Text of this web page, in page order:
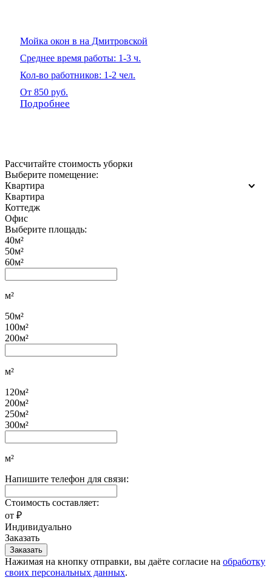
Мойка окон в на Дмитровской
Среднее время работы: 1-3 ч.
Кол-во работников: 1-2 чел.
От 850 руб.
Подробнее
Рассчитайте стоимость уборки
Выберите помещение:
Квартира
Квартира
Коттедж
Офис
Выберите площадь:
40м²
50м²
60м²
м²
50м²
100м²
200м²
м²
120м²
200м²
250м²
300м²
м²
Напишите телефон для связи:
Стоимость составляет:
от ₽
Индивидуально
Заказать
Нажимая на кнопку отправки, вы даёте согласие на обработку
своих персональных данных.